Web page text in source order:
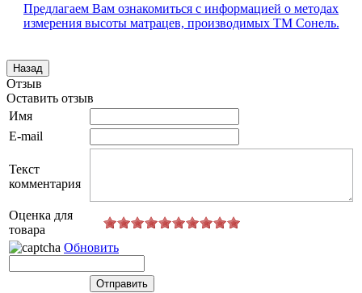
Предлагаем Вам ознакомиться с информацией о методах
измерения высоты матрацев, производимых ТМ Сонель.
Отзыв
Оставить отзыв
Имя
E-mail
Текст
комментария
Оценка для
товара
Обновить